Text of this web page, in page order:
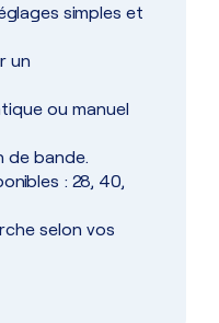
simples et
un
ou manuel
de bande.
: 28, 40,
selon vos